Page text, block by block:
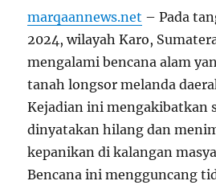
marqaannews.net – Pada
2024, wilayah Karo,
mengalami bencana alam
tanah longsor melanda
Kejadian ini mengakibatkan
dinyatakan hilang dan
kepanikan di kalangan
Bencana ini mengguncang